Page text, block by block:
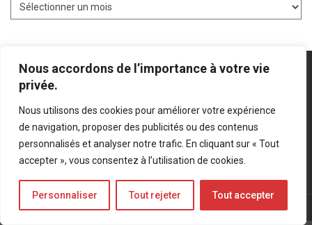
Nous accordons de l’importance à votre vie
privée.
Nous utilisons des cookies pour améliorer votre expérience
de navigation, proposer des publicités ou des contenus
personnalisés et analyser notre trafic. En cliquant sur « Tout
accepter », vous consentez à l’utilisation de cookies.
Personnaliser Tout rejeter Tout accepter
Mentions légales-Politique de confidentialité
Bluesky
LinkedIn
Twitter
© Forces Operations Blog - 2022